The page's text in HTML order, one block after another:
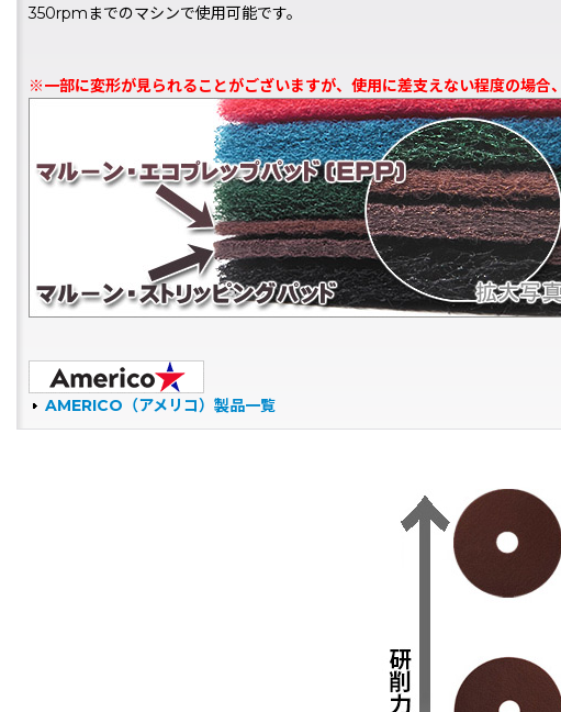
350rpmまでのマシンで使用可能です。
※一部に変形が見られることがございますが、使用に差支えない程度の場合
AMERICO（アメリコ）製品一覧